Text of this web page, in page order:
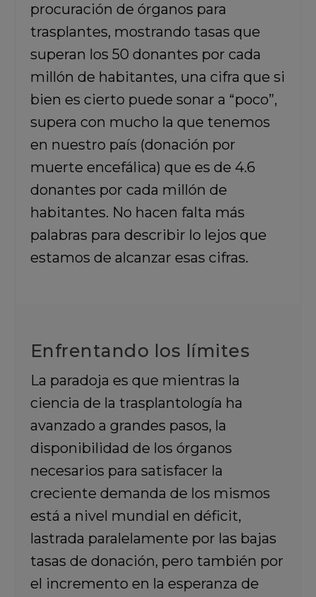
procuración de órganos para
trasplantes, mostrando tasas que
superan los 50 donantes por cada
millón de habitantes, una cifra que si
bien es cierto puede sonar a “poco”,
supera con mucho la que tenemos
en nuestro país (donación por
muerte encefálica) que es de 4.6
donantes por cada millón de
habitantes. No hacen falta más
palabras para describir lo lejos que
estamos de alcanzar esas cifras.
Enfrentando los límites
La paradoja es que mientras la
ciencia de la trasplantología ha
avanzado a grandes pasos, la
disponibilidad de los órganos
necesarios para satisfacer la
creciente demanda de los mismos
está a nivel mundial en déficit,
lastrada paralelamente por las bajas
tasas de donación, pero también por
el incremento en la esperanza de